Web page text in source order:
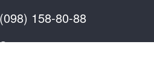
158-80-88